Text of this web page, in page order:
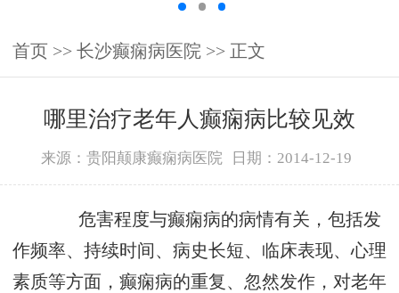
首页 >> 长沙癫痫病医院 >> 正文
哪里治疗老年人癫痫病比较见效
来源：贵阳颠康癫痫病医院 日期：2014-12-19
危害程度与癫痫病的病情有关，包括发
作频率、持续时间、病史长短、临床表现、心理
素质等方面，癫痫病的重复、忽然发作，对老年